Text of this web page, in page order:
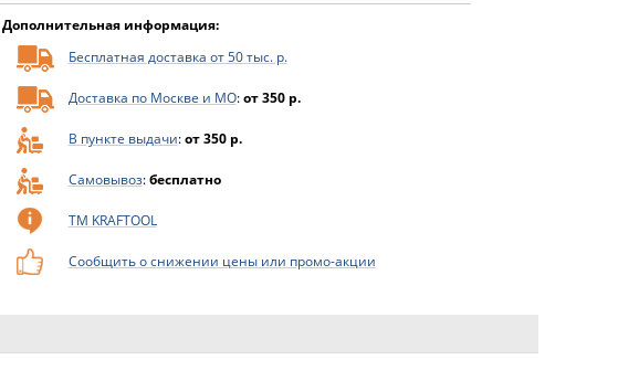
Дополнительная информация:
Бесплатная доставка от 50 тыс. р.
Доставка по Москве и МО:от 350 р.
В пункте выдачи:от 350 р.
Самовывоз:бесплатно
ТМ KRAFTOOL
Сообщить о снижении цены или промо-акции